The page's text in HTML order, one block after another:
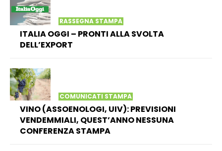
RASSEGNA STAMPA
ITALIA OGGI – PRONTI ALLA SVOLTA
DELL’EXPORT
COMUNICATI STAMPA
VINO (ASSOENOLOGI, UIV): PREVISIONI
VENDEMMIALI, QUEST’ANNO NESSUNA
CONFERENZA STAMPA